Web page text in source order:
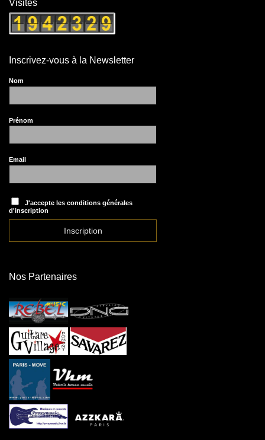
Visites
Inscrivez-vous à la Newsletter
Nom
Prénom
Email
J'accepte les conditions générales
d'inscription
Nos Partenaires